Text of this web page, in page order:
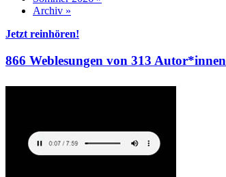
Archiv »
Jetzt reinhören!
866 Weblesungen von 313 Autor*innen